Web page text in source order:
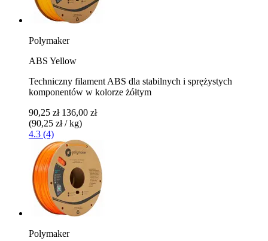
Polymaker
ABS Yellow
Techniczny filament ABS dla stabilnych i sprężystych
komponentów w kolorze żółtym
90,25 zł 136,00 zł
(90,25 zł / kg)
4.3 (4)
Polymaker